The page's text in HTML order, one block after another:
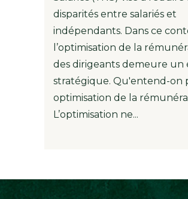
disparités entre salariés et
indépendants. Dans ce
l’optimisation de la
des dirigeants demeure un
stratégique. Qu'entend-on
optimisation de la
L’optimisation ne...